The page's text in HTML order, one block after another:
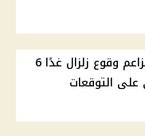
البحوث الفلكية تحسم مزاعم وقوع زلزال غدًا 6
التوقعات